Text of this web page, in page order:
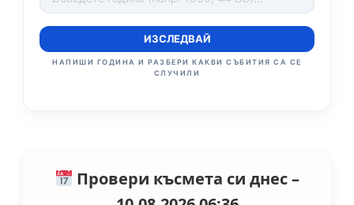
ИЗСЛЕДВАЙ
НАПИШИ ГОДИНА И РАЗБЕРИ КАКВИ СЪБИТИЯ СА СЕ
СЛУЧИЛИ
Провери късмета си днес –